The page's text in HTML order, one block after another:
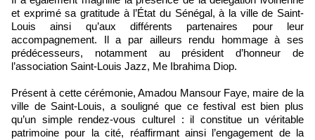
et exprimé sa gratitude à l’État du Sénégal, à la ville de Saint-
Louis ainsi qu’aux différents partenaires pour leur
accompagnement. Il a par ailleurs rendu hommage à ses
prédécesseurs, notamment au président d’honneur de
l’association Saint-Louis Jazz, Me Ibrahima Diop.
Présent à cette cérémonie, Amadou Mansour Faye, maire de la
ville de Saint-Louis, a souligné que ce festival est bien plus
qu’un simple rendez-vous culturel : il constitue un véritable
patrimoine pour la cité, réaffirmant ainsi l’engagement de la